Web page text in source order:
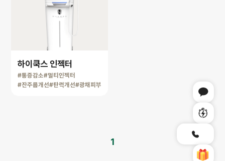
하이쿡스 인젝터
#통증감소#멀티인젝터
#잔주름개선#탄력개선#광채피부
1